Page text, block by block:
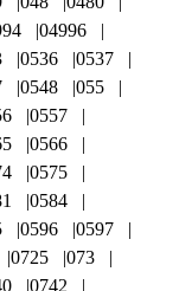
04996
0536
0537
0548
055
0557
0566
0575
0584
0596
0597
0725
073
0742